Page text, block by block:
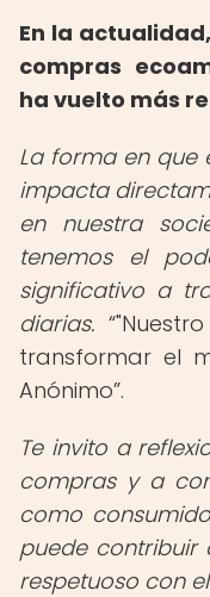
En la
compras
ha vuelto más
La forma en que
impacta
en nuestra
tenemos el
significativo a
diarias.
transformar el
Anónimo .
Te invito a
compras y a
como
puede contribuir
respetuoso con